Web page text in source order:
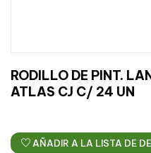
RODILLO DE PINT.
ATLAS CJ C/ 24 UN
AÑADIR A LA LISTA DE